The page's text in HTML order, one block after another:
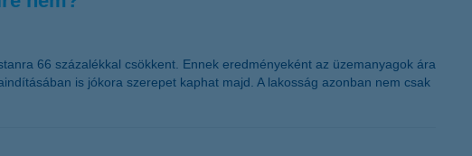
66 százalékkal csökkent. Ennek eredményeként az üzemanyagok ára
is jókora szerepet kaphat majd. A lakosság azonban nem csak